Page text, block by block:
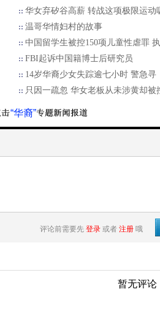
华女弃矽谷高薪 转战这项极限运动
温哥华情妇村的故事
中国留学生被控150项儿童性虐罪
FBI起诉中国籍博士后研究员
14岁华裔少女失踪逾七小时 警急寻
只因一疏忽 华女老板从未涉黄却被
“华裔”
评论前需要先 登录 或者 注册 哦
暂无评论